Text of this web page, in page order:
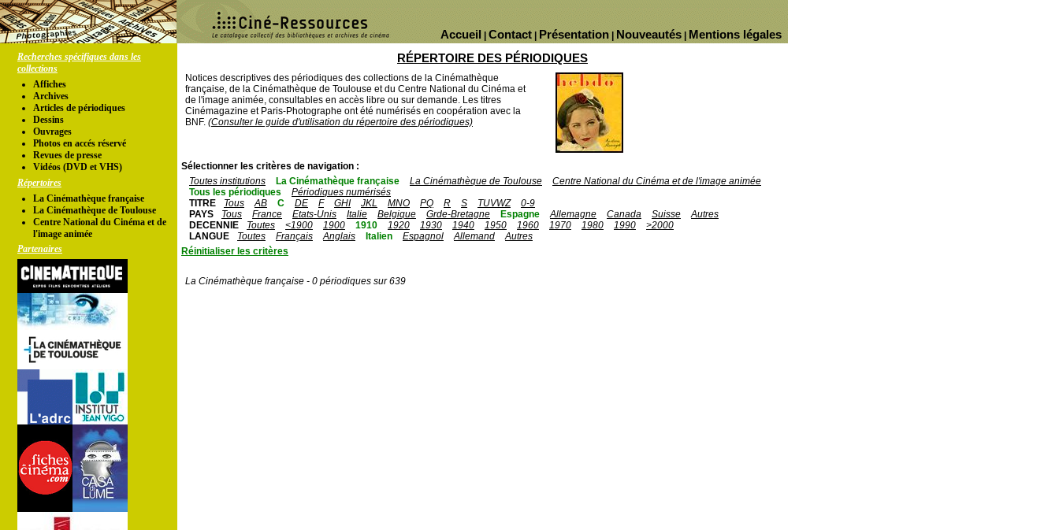
Mentions légales
Nouveautés
Présentation
Contact
Accueil
Recherches spécifiques dans les
collections
Affiches
Archives
Articles de périodiques
Dessins
Ouvrages
Photos en accés réservé
Revues de presse
Vidéos (DVD et VHS)
Répertoires
La Cinémathèque française
La Cinémathèque de Toulouse
Centre National du Cinéma et de
l'image animée
Partenaires
RÉPERTOIRE DES PÉRIODIQUES
Notices descriptives des périodiques des collections de la Cinémathèque
française, de la Cinémathèque de Toulouse et du Centre National du Cinéma et
de l'image animée, consultables en accès libre ou sur demande. Les titres
Cinémagazine et Paris-Photographe ont été numérisés en coopération avec la
BNF. (Consulter le guide d'utilisation du répertoire des périodiques)
Sélectionner les critères de navigation :
Toutes institutions
La Cinémathèque française La Cinémathèque de Toulouse
Centre National du Cinéma et de l'image animée
Tous les périodiques
Périodiques numérisés
TITRE
Tous AB C DE F GHI JKL MNO PQ R S TUVWZ
0-9
PAYS
Tous France Etats-Unis Italie Belgique Grde-Bretagne Espagne Allemagne Canada Suisse
Autres
DECENNIE
Toutes <1900 1900 1910 1920 1930 1940 1950 1960 1970 1980 1990
>2000
LANGUE
Toutes Français Anglais Italien Espagnol Allemand
Autres
Réinitialiser les critères
La Cinémathèque française - 0 périodiques sur 639